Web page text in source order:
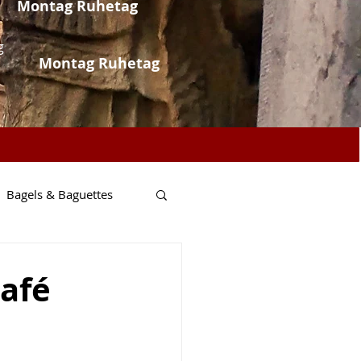
Montag Ruhetag
Montag Ruhetag
Bagels & Baguettes